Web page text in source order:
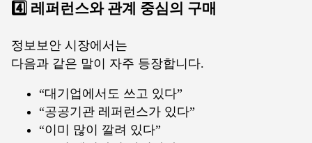
4️⃣ 레퍼런스와 관계 중심의 구매
정보보안 시장에서는
다음과 같은 말이 자주 등장합니다.
“대기업에서도 쓰고 있다”
“공공기관 레퍼런스가 있다”
“이미 많이 깔려 있다”